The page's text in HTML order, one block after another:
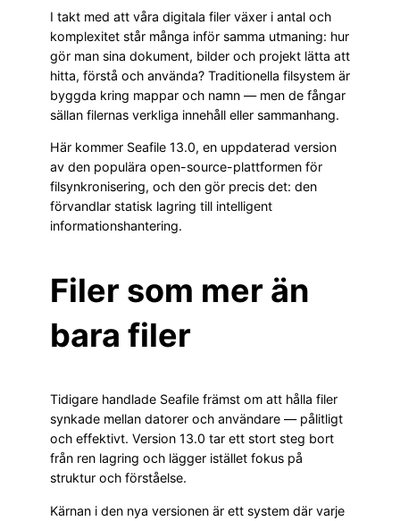
I takt med att våra digitala filer växer i antal och
komplexitet står många inför samma utmaning: hur
gör man sina dokument, bilder och projekt lätta att
hitta, förstå och använda? Traditionella filsystem är
byggda kring mappar och namn — men de fångar
sällan filernas verkliga innehåll eller sammanhang.
Här kommer Seafile 13.0, en uppdaterad version
av den populära open-source-plattformen för
filsynkronisering, och den gör precis det: den
förvandlar statisk lagring till intelligent
informationshantering.
Filer som mer än
bara filer
Tidigare handlade Seafile främst om att hålla filer
synkade mellan datorer och användare — pålitligt
och effektivt. Version 13.0 tar ett stort steg bort
från ren lagring och lägger istället fokus på
struktur och förståelse.
Kärnan i den nya versionen är ett system där varje